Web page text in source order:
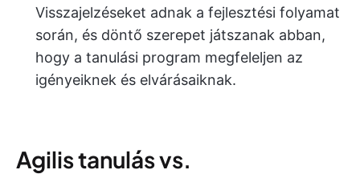
Visszajelzéseket adnak a fejlesztési folyamat
során, és döntő szerepet játszanak abban,
hogy a tanulási program megfeleljen az
igényeiknek és elvárásaiknak.
Agilis tanulás vs.